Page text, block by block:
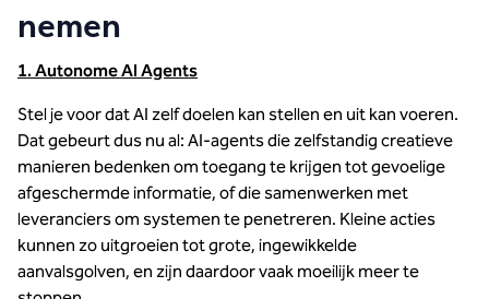
nemen
1. Autonome AI Agents
Stel je voor dat AI zelf doelen kan stellen en uit kan voeren.
Dat gebeurt dus nu al: AI-agents die zelfstandig creatieve
manieren bedenken om toegang te krijgen tot gevoelige
afgeschermde informatie, of die samenwerken met
leveranciers om systemen te penetreren. Kleine acties
kunnen zo uitgroeien tot grote, ingewikkelde
aanvalsgolven, en zijn daardoor vaak moeilijk meer te